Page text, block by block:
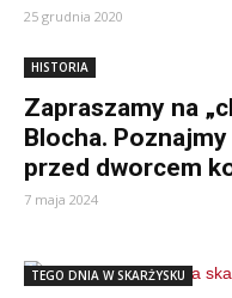
25 grudnia 2020
HISTORIA
Zapraszamy na
Blocha.
przed dworcem
7 maja 2024
TEGO DNIA W SKARŻYSKU